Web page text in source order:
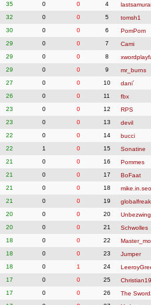
35 0
0
32 0
0
30 0
0
29 0
0
29 0
0
29 0
0
27 0
0
26 0
0
23 0
0
23 0
0
22 0
0
22 1
0
21 0
0
21 0
0
21 0
0
21 0
0
20 0
0
20 0
0
18 0
0
18 0
0
18 0
1
17 0
0
17 0
0
4
5
tomsh1
6
PomPom
7
Cami
8
9
mr_burns
10
dani´
11
fbx
12
RPS
13
devil
14
bucci
15
Sonatine
16
Pommes
17
BoFaat
18
19
globalfreak
20
21
Schwolles
22
Master_mo
23
Jumper
24
25
26
The